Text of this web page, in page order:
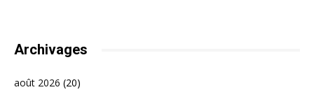
Archivages
août 2026 (20)